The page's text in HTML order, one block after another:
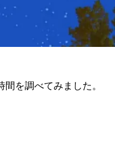
を調べてみました。